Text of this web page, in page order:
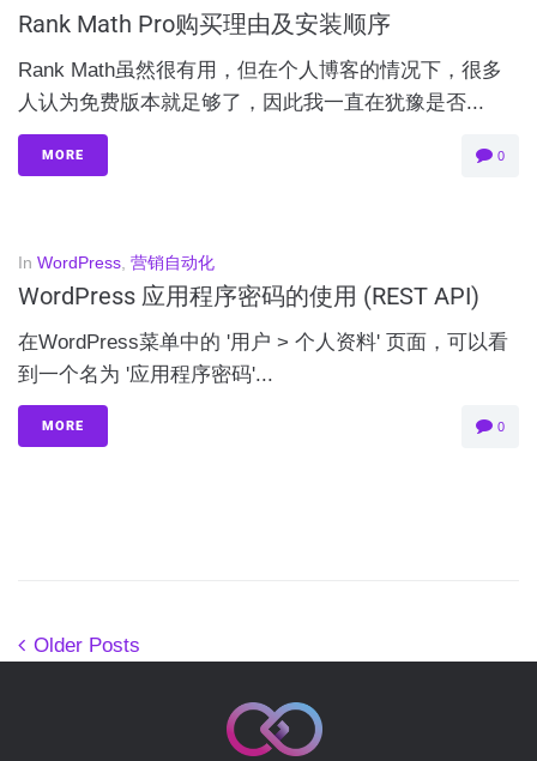
Rank Math Pro购买理由及安装顺序
Rank Math虽然很有用，但在个人博客的情况下，很多
人认为免费版本就足够了，因此我一直在犹豫是否...
MORE 0
In WordPress 营销自动化
WordPress 应用程序密码的使用 (REST API)
在WordPress菜单中的 '用户 > 个人资料' 页面，可以看
到一个名为 '应用程序密码'...
MORE 0
Older Posts